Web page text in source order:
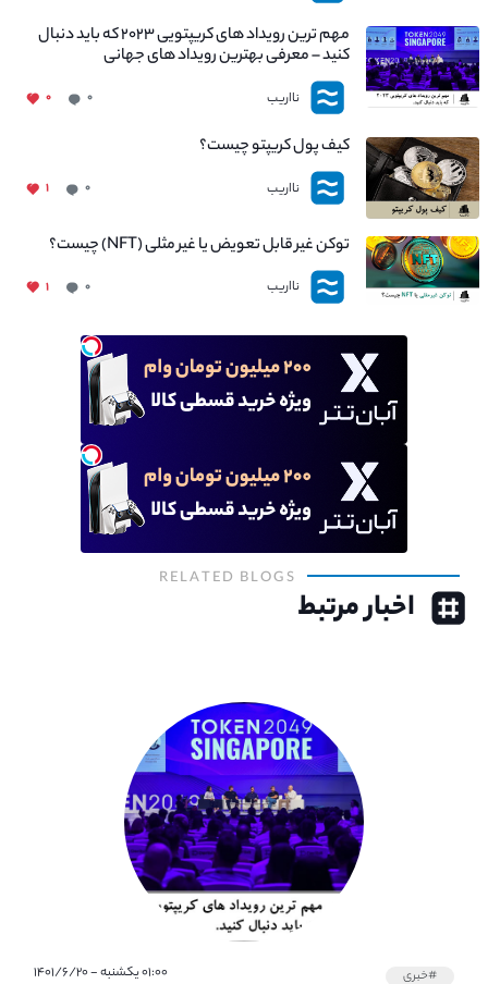
مهم ترین رویداد های کریپتویی ۲۰۲۳ که باید دنبال
کنید – معرفی بهترین رویداد های جهانی
نااریب ۰ ۰
کیف پول کریپتو چیست؟
نااریب ۰ ۱
توکن غیر قابل تعویض یا غیر مثلی (NFT) چیست؟
نااریب ۰ ۱
RELATED BLOGS
اخبار مرتبط
#خبری ۰۱:۰۰ یکشنبه - ۱۴۰۱/۶/۲۰